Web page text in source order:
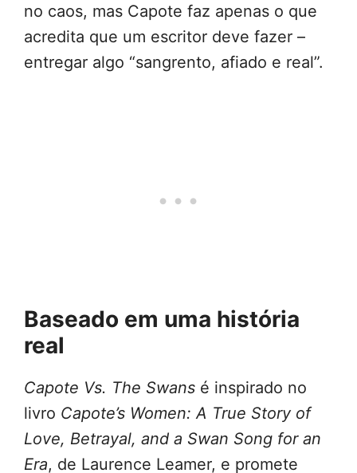
no caos, mas Capote faz apenas o que
acredita que um escritor deve fazer –
entregar algo “sangrento, afiado e real”.
Baseado em uma história
real
Capote Vs. The Swans é inspirado no
livro Capote’s Women: A True Story of
Love, Betrayal, and a Swan Song for an
Era, de Laurence Leamer, e promete